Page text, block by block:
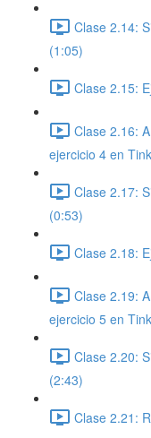
Clase 2.14:
(1:05)
Clase 2.15:
Clase 2.16:
ejercicio 4 en
Clase 2.17:
(0:53)
Clase 2.18:
Clase 2.19:
ejercicio 5 en
Clase 2.20:
(2:43)
Clase 2.21: